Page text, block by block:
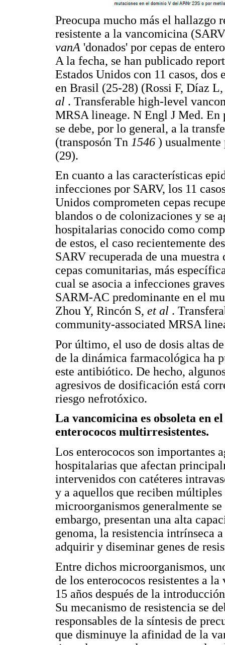
Preocupa mucho más el hallazgo
resistente a la vancomicina
vanA 'donados' por cepas de
A la fecha, se han publicado
Estados Unidos con 11 casos,
en Brasil (25-28) (Rossi F, Díaz
al . Transferable high-level
MRSA lineage. N Engl J Med. En
se debe, por lo general, a la
(transposón Tn 1546 ) usualmente
(29).
En cuanto a las características
infecciones por SARV, los 11
Unidos comprometen cepas
blandos o de colonizaciones y se
hospitalarias conocido como
de estos, el caso recientemente
SARV recuperada de una
cepas comunitarias, más
cual se asocia a infecciones
SARM-AC predominante en el
Zhou Y, Rincón S, et al .
community-associated MRSA
Por último, el uso de dosis altas
de la dinámica farmacológica ha
este antibiótico. De hecho,
agresivos de dosificación está
riesgo nefrotóxico.
La vancomicina es obsoleta en
enterococos multirresistentes.
Los enterococos son importantes
hospitalarias que afectan
intervenidos con catéteres
y a aquellos que reciben
microorganismos generalmente
embargo, presentan una alta
genoma, la resistencia intrínseca
adquirir y diseminar genes de
Entre dichos microorganismos,
de los enterococos resistentes a
15 años después de la
Su mecanismo de resistencia se
responsables de la síntesis de
que disminuye la afinidad de la